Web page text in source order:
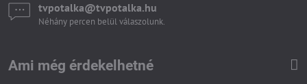
tvpotalka​@tvpotalka​.hu
Néhány percen belül válaszolunk.
Ami még érdekelhetné